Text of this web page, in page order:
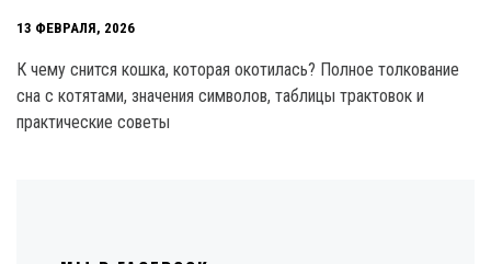
13 ФЕВРАЛЯ, 2026
К чему снится кошка, которая окотилась? Полное толкование
сна с котятами, значения символов, таблицы трактовок и
практические советы